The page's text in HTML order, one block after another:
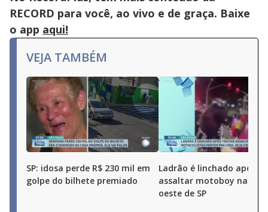
RECORD para você, ao vivo e de graça. Baixe
o app aqui!
VEJA TAMBÉM
SP: idosa perde R$ 230 mil em
golpe do bilhete premiado
Ladrão é linchado após
assaltar motoboy na
oeste de SP